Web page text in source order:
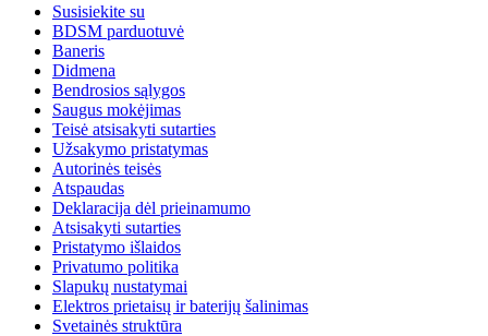
Susisiekite su
BDSM parduotuvė
Baneris
Didmena
Bendrosios sąlygos
Saugus mokėjimas
Teisė atsisakyti sutarties
Užsakymo pristatymas
Autorinės teisės
Atspaudas
Deklaracija dėl prieinamumo
Atsisakyti sutarties
Pristatymo išlaidos
Privatumo politika
Slapukų nustatymai
Elektros prietaisų ir baterijų šalinimas
Svetainės struktūra